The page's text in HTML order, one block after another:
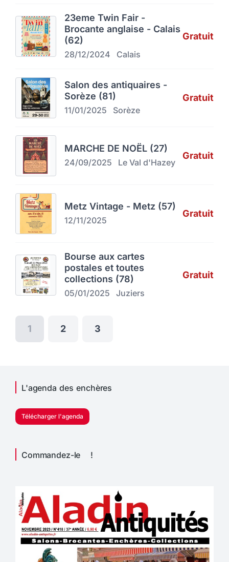
23eme Twin Fair -
Brocante anglaise - Calais
(62)
28/12/2024 Calais
Gratuit
Salon des antiquaires -
Sorèze (81)
11/01/2025 Sorèze
Gratuit
MARCHE DE NOËL (27)
24/09/2025 Le Val d'Hazey
Gratuit
Metz Vintage - Metz (57)
12/11/2025
Gratuit
Bourse aux cartes
postales et toutes
collections (78)
05/01/2025 Juziers
Gratuit
1 2 3
L'agenda des enchères
Télécharger l'agenda
Commandez-le !